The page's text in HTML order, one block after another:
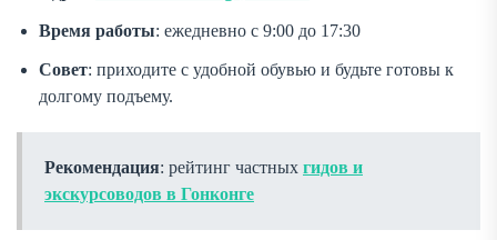
Время работы: ежедневно с 9:00 до 17:30
Совет: приходите с удобной обувью и будьте готовы к
долгому подъему.
Рекомендация: рейтинг частных гидов и
экскурсоводов в Гонконге